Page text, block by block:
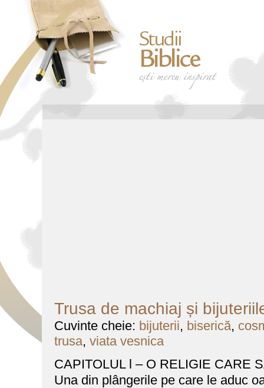
Trusa de machiaj și
Cuvinte cheie: bijuterii, biserică,
trusa, viata vesnica
CAPITOLUL l – O RELIGIE CARE
Una din plângerile pe care le aduc